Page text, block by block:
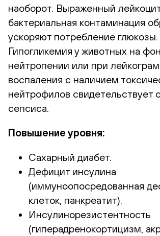
наоборот. Выраженный
бактериальная контаминация
ускоряют потребление глюкозы.
Гипогликемия у животных на
нейтропении или при
воспаления с наличием
нейтрофилов свидетельствует
сепсиса.
Повышение уровня:
Сахарный диабет.
Дефицит инсулина
(иммуноопосредованная
клеток, панкреатит).
Инсулинорезистентность
(гиперадренокортицизм,